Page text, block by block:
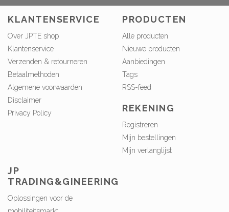
KLANTENSERVICE
Over JPTE shop
Klantenservice
Verzenden & retourneren
Betaalmethoden
Algemene voorwaarden
Disclaimer
Privacy Policy
PRODUCTEN
Alle producten
Nieuwe producten
Aanbiedingen
Tags
RSS-feed
REKENING
Registreren
Mijn bestellingen
Mijn verlanglijst
JP
TRADING&GINEERING
Oplossingen voor de